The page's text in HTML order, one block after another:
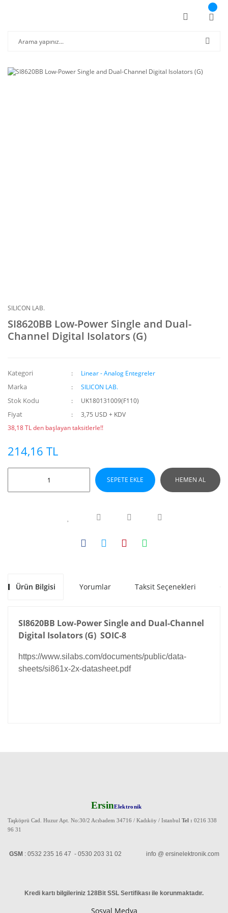
SILICON LAB.
SI8620BB Low-Power Single and Dual-
Channel Digital Isolators (G)
Kategori Linear - Analog Entegreler
Marka SILICON LAB.
Stok Kodu UK180131009(F110)
Fiyat
3,75 USD + KDV
38,18 TL den başlayan taksitlerle!!
214,16 TL
SEPETE EKLE HEMEN AL
Ürün Bilgisi Yorumlar Taksit Seçenekleri
SI8620BB Low-Power Single and Dual-Channel
Digital Isolators (G) SOIC-8
https://www.silabs.com/documents/public/data-
sheets/si861x-2x-datasheet.pdf
ErsinElektronik
Taşköprü Cad. Huzur Apt. No:30/2 Acıbadem 34716 / Kadıköy / Istanbul Tel : 0216 338
96 31
GSM : 0532 235 16 47 - 0530 203 31 02 info @ ersinelektronik.com
Kredi kartı bilgileriniz 128Bit SSL Sertifikası ile korunmaktadır.
Sosyal Medya